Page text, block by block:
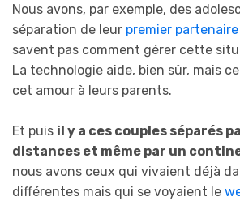
Nous avons, par exemple, des
séparation de leur premier partenaire
savent pas comment gérer cette
La technologie aide, bien sûr, mais
cet amour à leurs parents.
Et puis il y a ces couples séparés
distances et même par un
nous avons ceux qui vivaient déjà
différentes mais qui se voyaient le